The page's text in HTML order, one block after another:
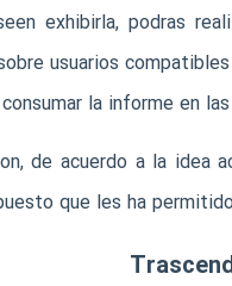
exhibirla, podras
usuarios
la informe en
de acuerdo a la idea
que les ha